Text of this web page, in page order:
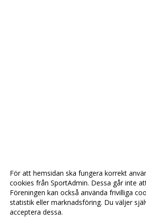
För att hemsidan ska fungera korrekt
cookies från SportAdmin. Dessa går inte
Föreningen kan också använda frivilliga
statistik eller marknadsföring. Du väljer
acceptera dessa.